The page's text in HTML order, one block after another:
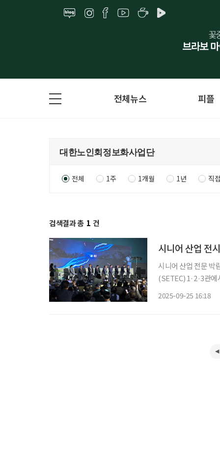
전체뉴스 피플
전체 1주 1개월 1년 직
검색결과 총 1 건
시니어 산업 전
시니어 산업 전문 박
(SETEC) 1·2·3관
2025-09-25 16:18